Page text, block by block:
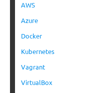
AWS
Azure
Docker
Kubernetes
Vagrant
VirtualBox